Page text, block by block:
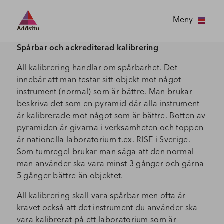
Meny
Spårbar och ackrediterad kalibrering
All kalibrering handlar om spårbarhet. Det
innebär att man testar sitt objekt mot något
instrument (normal) som är bättre. Man brukar
beskriva det som en pyramid där alla instrument
är kalibrerade mot något som är bättre. Botten av
pyramiden är givarna i verksamheten och toppen
är nationella laboratorium t.ex. RISE i Sverige.
Som tumregel brukar man säga att den normal
man använder ska vara minst 3 gånger och gärna
5 gånger bättre än objektet.
All kalibrering skall vara spårbar men ofta är
kravet också att det instrument du använder ska
vara kalibrerat på ett laboratorium som är